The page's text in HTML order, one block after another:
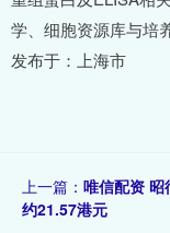
学、细胞资源库与培
发布于：上海市
上一篇： 唯信配资
约21.57港元